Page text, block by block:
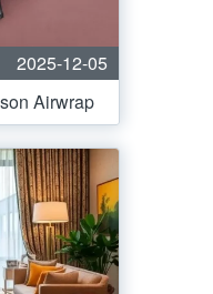
2025-12-05
Airwrap